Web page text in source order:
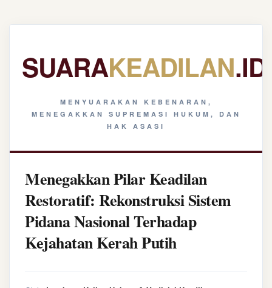
SUARAKEADILAN.ID
MENYUARAKAN KEBENARAN,
MENEGAKKAN SUPREMASI HUKUM, DAN
HAK ASASI
Menegakkan Pilar Keadilan
Restoratif: Rekonstruksi Sistem
Pidana Nasional Terhadap
Kejahatan Kerah Putih